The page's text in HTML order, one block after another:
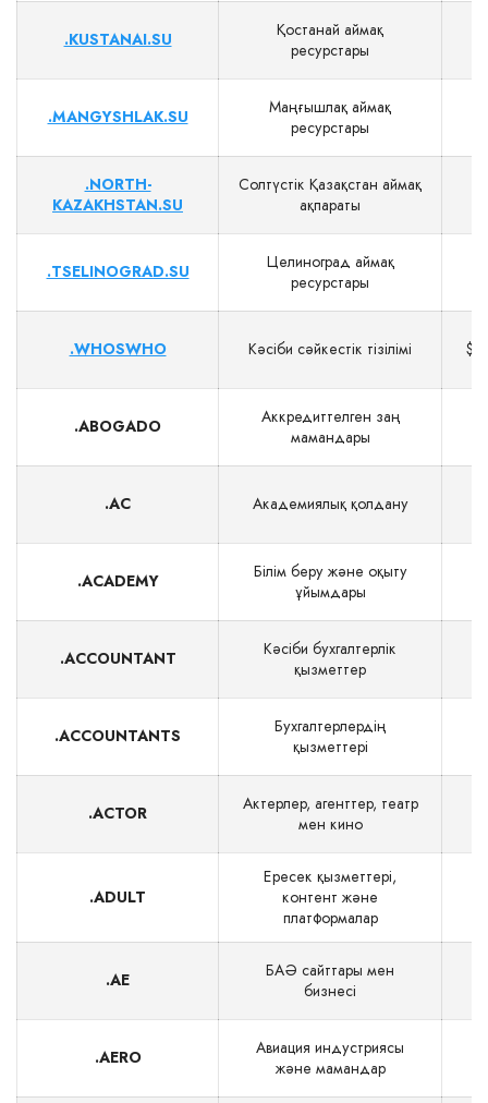
.KUSTANAI.SU
Қостанай аймақ
ресурстары
.MANGYSHLAK.SU
Маңғышлақ аймақ
ресурстары
.NORTH-
KAZAKHSTAN.SU
Солтүстік Қазақстан аймақ
ақпараты
.TSELINOGRAD.SU
Целиноград аймақ
ресурстары
.WHOSWHO Кәсіби сәйкестік тізілімі
.ABOGADO
Аккредиттелген заң
мамандары
.AC Академиялық қолдану
.ACADEMY
Білім беру және оқыту
ұйымдары
.ACCOUNTANT
Кәсіби бухгалтерлік
қызметтер
.ACCOUNTANTS
Бухгалтерлердің
қызметтері
.ACTOR
Актерлер, агенттер, театр
мен кино
.ADULT
Ересек қызметтері,
контент және
платформалар
.AE
БАӘ сайттары мен
бизнесі
.AERO
Авиация индустриясы
және мамандар